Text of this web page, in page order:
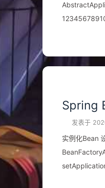
Spring
发表于
实例化Bean